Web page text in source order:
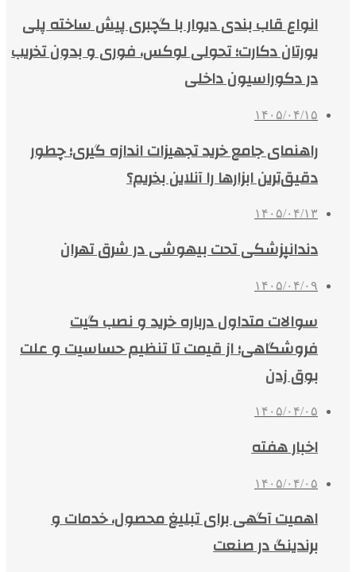
انواع قاب بندی دیوار با گچبری پیش ساخته پلی
یورتان دکارت؛ تحولی لوکس، فوری و بدون تخریب
در دکوراسیون داخلی
۱۴۰۵/۰۴/۱۵
راهنمای جامع خرید تجهیزات اندازه گیری؛ چطور
دقیق‌ترین ابزارها را آنلاین بخریم؟
۱۴۰۵/۰۴/۱۳
دندانپزشکی تحت بیهوشی در شرق تهران
۱۴۰۵/۰۴/۰۹
سوالات متداول درباره خرید و نصب گیت
فروشگاهی؛ از قیمت تا تنظیم حساسیت و علت
بوق زدن
۱۴۰۵/۰۴/۰۵
اخبار هفته
۱۴۰۵/۰۴/۰۵
اهمیت آگهی برای تبلیغ محصول، خدمات و
برندینگ در صنعت